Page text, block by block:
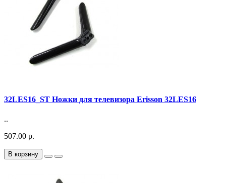
32LES16_ST Ножки для телевизора Erisson 32LES16
..
507.00 р.
В корзину